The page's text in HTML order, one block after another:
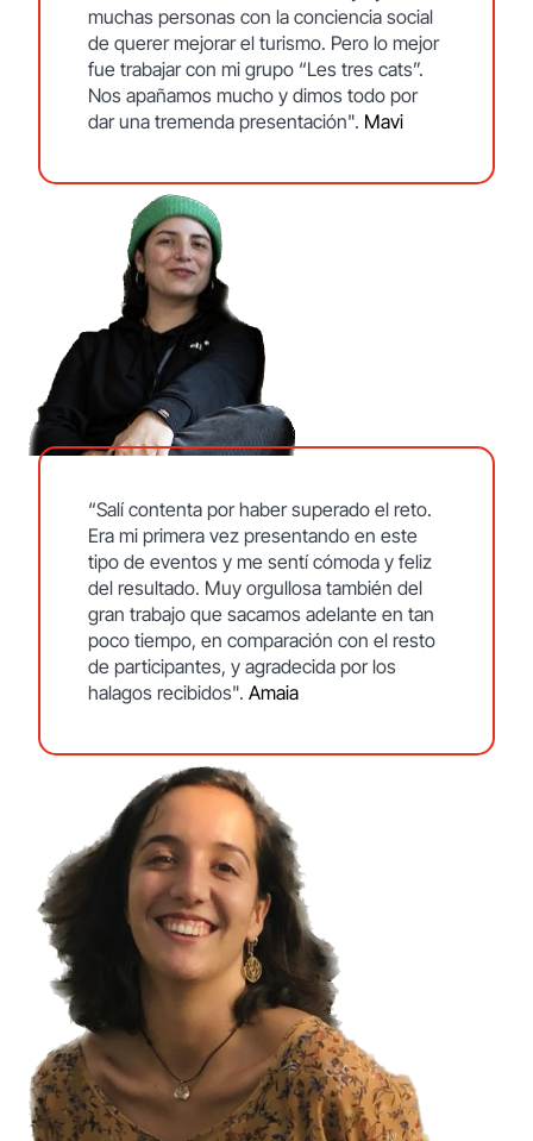
muchas personas con la conciencia social
de querer mejorar el turismo. Pero lo mejor
fue trabajar con mi grupo “Les tres cats”.
Nos apañamos mucho y dimos todo por
dar una tremenda presentación". Mavi
“Salí contenta por haber superado el reto.
Era mi primera vez presentando en este
tipo de eventos y me sentí cómoda y feliz
del resultado. Muy orgullosa también del
gran trabajo que sacamos adelante en tan
poco tiempo, en comparación con el resto
de participantes, y agradecida por los
halagos recibidos". Amaia